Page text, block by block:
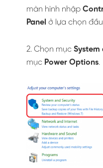
màn hình nhập
Panel ở lựa chọn
2. Chọn mục System
mục Power Options.